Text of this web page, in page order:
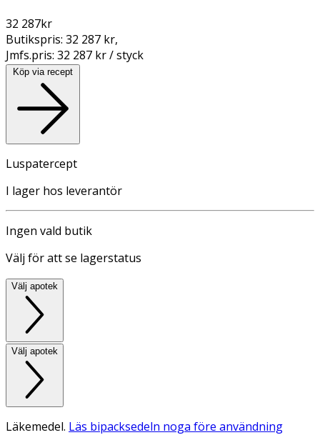
32 287kr
Butikspris: 32 287 kr,
Jmfs.pris: 32 287 kr / styck
Köp via recept
Luspatercept
I lager hos leverantör
Ingen vald butik
Välj för att se lagerstatus
Välj apotek
Välj apotek
Läkemedel. Läs bipacksedeln noga före användning